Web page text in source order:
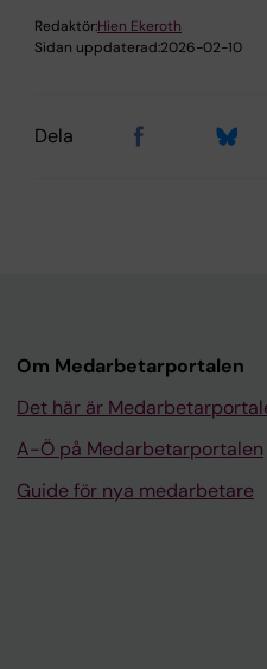
Redaktör:Hien Ekeroth
Sidan uppdaterad:2026-02-10
Dela
Om Medarbetarportalen
Det här är
A-Ö på Medarbetarportalen
Guide för nya medarbetare